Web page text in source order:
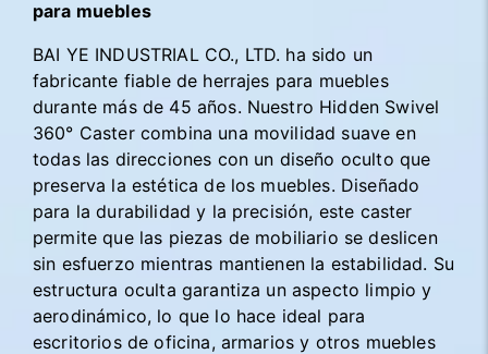
para muebles
BAI YE INDUSTRIAL CO., LTD. ha sido un
fabricante fiable de herrajes para muebles
durante más de 45 años. Nuestro Hidden Swivel
360° Caster combina una movilidad suave en
todas las direcciones con un diseño oculto que
preserva la estética de los muebles. Diseñado
para la durabilidad y la precisión, este caster
permite que las piezas de mobiliario se deslicen
sin esfuerzo mientras mantienen la estabilidad. Su
estructura oculta garantiza un aspecto limpio y
aerodinámico, lo que lo hace ideal para
escritorios de oficina, armarios y otros muebles